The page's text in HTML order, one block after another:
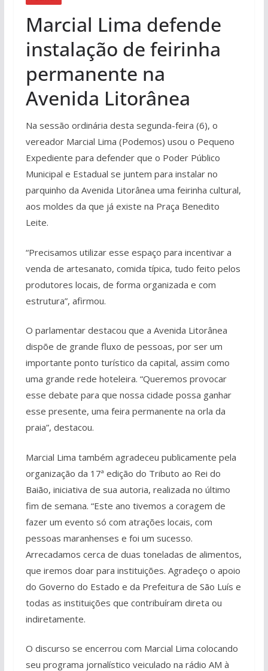
Marcial Lima defende
instalação de feirinha
permanente na
Avenida Litorânea
Na sessão ordinária desta segunda-feira (6), o
vereador Marcial Lima (Podemos) usou o Pequeno
Expediente para defender que o Poder Público
Municipal e Estadual se juntem para instalar no
parquinho da Avenida Litorânea uma feirinha cultural,
aos moldes da que já existe na Praça Benedito
Leite.
“Precisamos utilizar esse espaço para incentivar a
venda de artesanato, comida típica, tudo feito pelos
produtores locais, de forma organizada e com
estrutura”, afirmou.
O parlamentar destacou que a Avenida Litorânea
dispõe de grande fluxo de pessoas, por ser um
importante ponto turístico da capital, assim como
uma grande rede hoteleira. “Queremos provocar
esse debate para que nossa cidade possa ganhar
esse presente, uma feira permanente na orla da
praia”, destacou.
Marcial Lima também agradeceu publicamente pela
organização da 17ª edição do Tributo ao Rei do
Baião, iniciativa de sua autoria, realizada no último
fim de semana. “Este ano tivemos a coragem de
fazer um evento só com atrações locais, com
pessoas maranhenses e foi um sucesso.
Arrecadamos cerca de duas toneladas de alimentos,
que iremos doar para instituições. Agradeço o apoio
do Governo do Estado e da Prefeitura de São Luís e
todas as instituições que contribuíram direta ou
indiretamente.
O discurso se encerrou com Marcial Lima colocando
seu programa jornalístico veiculado na rádio AM à